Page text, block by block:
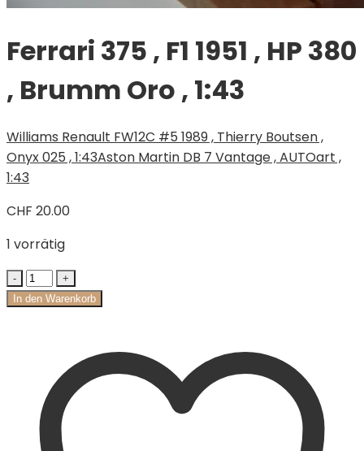
Ferrari 375 , F1 1951 , HP 380
, Brumm Oro , 1:43
Williams Renault FW12C #5 1989 , Thierry Boutsen ,
Onyx 025 , 1:43Aston Martin DB 7 Vantage , AUTOart ,
1:43
CHF 20.00
1 vorrätig
In den Warenkorb